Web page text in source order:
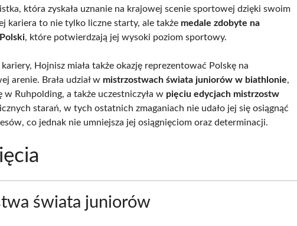
która zyskała uznanie na krajowej scenie sportowej dzięki swoim
kariera to nie tylko liczne starty, ale także medale zdobyte na
, które potwierdzają jej wysoki poziom sportowy.
Hojnisz miała także okazję reprezentować Polskę na
arenie. Brała udział w mistrzostwach świata juniorów w biathlonie,
w Ruhpolding, a także uczestniczyła w pięciu edycjach mistrzostw
starań, w tych ostatnich zmaganiach nie udało jej się osiągnąć
co jednak nie umniejsza jej osiągnięciom oraz determinacji.
świata juniorów